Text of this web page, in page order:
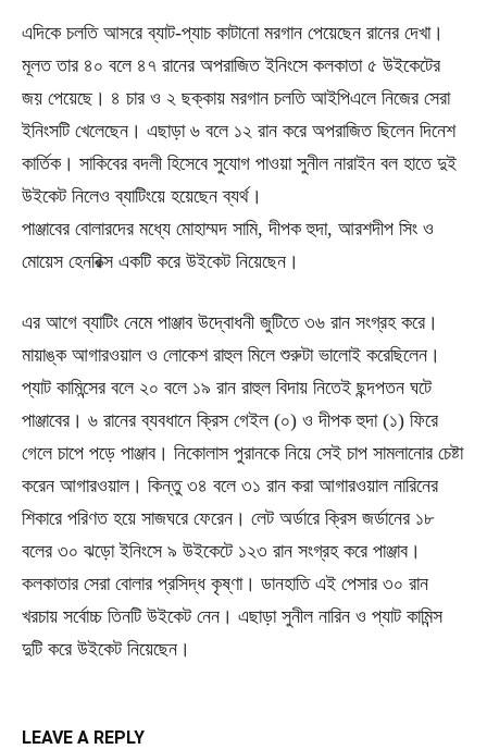
এদিকে চলতি আসরে ব্যাট-প্যাচ কাটানো মরগান পেয়েছেন রানের দেখা।
মূলত তার ৪০ বলে ৪৭ রানের অপরাজিত ইনিংসে কলকাতা ৫ উইকেটের
জয় পেয়েছে। ৪ চার ও ২ ছক্কায় মরগান চলতি আইপিএলে নিজের সেরা
ইনিংসটি খেলেছেন। এছাড়া ৬ বলে ১২ রান করে অপরাজিত ছিলেন দিনেশ
কার্তিক। সাকিবের বদলী হিসেবে সুযোগ পাওয়া সুনীল নারাইন বল হাতে দুই
উইকেট নিলেও ব্যাটিংয়ে হয়েছেন ব্যর্থ।
পাঞ্জাবের বোলারদের মধ্যে মোহাম্মদ সামি, দীপক হুদা, আরশদীপ সিং ও
মোয়েস হেনরিক্স একটি করে উইকেট নিয়েছেন।
এর আগে ব্যাটিং নেমে পাঞ্জাব ‍উদ্বোধনী জুটিতে ৩৬ রান সংগ্রহ করে।
মায়াঙ্ক আগারওয়াল ও লোকেশ রাহুল মিলে শুরুটা ভালোই করেছিলেন।
প্যাট কামিন্সের বলে ২০ বলে ১৯ রান রাহুল বিদায় নিতেই ছন্দপতন ঘটে
পাঞ্জাবের। ৬ রানের ব্যবধানে ক্রিস গেইল (০) ও দীপক হুদা (১) ফিরে
গেলে চাপে পড়ে পাঞ্জাব। নিকোলাস পুরানকে নিয়ে সেই চাপ সামলানোর চেষ্টা
করেন আগারওয়াল। কিন্তু ৩৪ বলে ৩১ রান করা আগারওয়াল নারিনের
শিকারে পরিণত হয়ে সাজঘরে ফেরেন। লেট অর্ডারে ক্রিস জর্ডানের ১৮
বলের ৩০ ঝড়ো ইনিংসে ৯ উইকেটে ১২৩ রান সংগ্রহ করে পাঞ্জাব।
কলকাতার সেরা বোলার প্রসিদ্ধ কৃষ্ণা। ডানহাতি এই পেসার ৩০ রান
খরচায় সর্বোচ্চ তিনটি উইকেট নেন। এছাড়া ‍সুনীল নারিন ও প্যাট কামিন্স
দুটি করে উইকেট নিয়েছেন।
LEAVE A REPLY